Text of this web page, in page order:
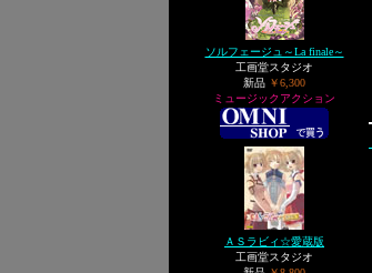
ソルフェージュ～La finale～
工画堂スタジオ
新品 ￥6,300
ミュージックアクション
ＡＳラビィ☆愛蔵版
工画堂スタジオ